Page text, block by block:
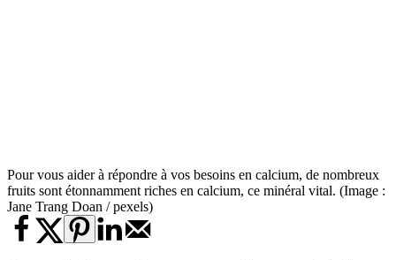
Pour vous aider à répondre à vos besoins en calcium, de nombreux
fruits sont étonnamment riches en calcium, ce minéral vital. (Image :
Jane Trang Doan / pexels)